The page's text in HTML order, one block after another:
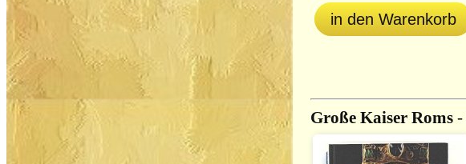
in den Warenkorb
Große Kaiser Roms -